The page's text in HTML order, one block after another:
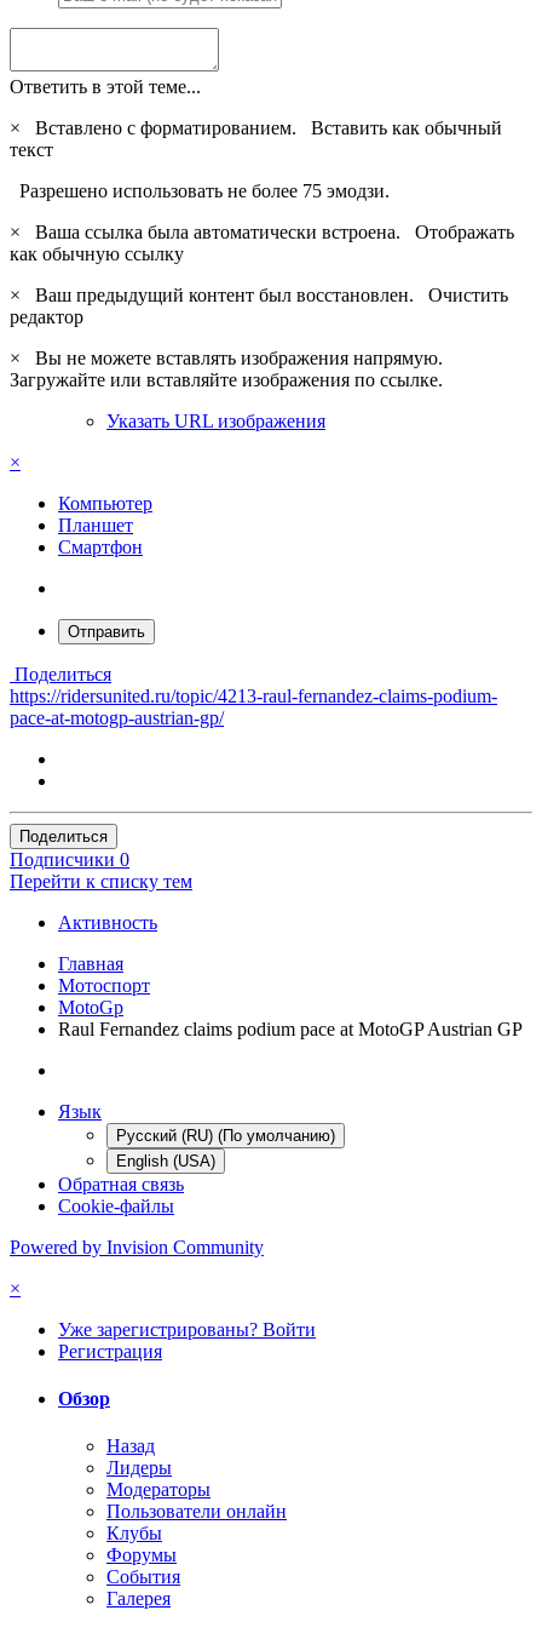
Ответить в этой теме...
×
Вставлено с форматированием. Вставить как обычный
текст
Разрешено использовать не более 75 эмодзи.
×
Ваша ссылка была автоматически встроена. Отображать
как обычную ссылку
×
Ваш предыдущий контент был восстановлен. Очистить
редактор
×
Вы не можете вставлять изображения напрямую.
Загружайте или вставляйте изображения по ссылке.
Указать URL изображения
×
Компьютер
Планшет
Смартфон
Отправить
Поделиться
https://ridersunited.ru/topic/4213-raul-fernandez-claims-podium-
pace-at-motogp-austrian-gp/
Поделиться
Подписчики 0
Перейти к списку тем
Активность
Главная
Мотоспорт
MotoGp
Raul Fernandez claims podium pace at MotoGP Austrian GP
Язык
Русский (RU) (По умолчанию)
English (USA)
Обратная связь
Cookie-файлы
Powered by Invision Community
×
Уже зарегистрированы? Войти
Регистрация
Обзор
Назад
Лидеры
Модераторы
Пользователи онлайн
Клубы
Форумы
События
Галерея